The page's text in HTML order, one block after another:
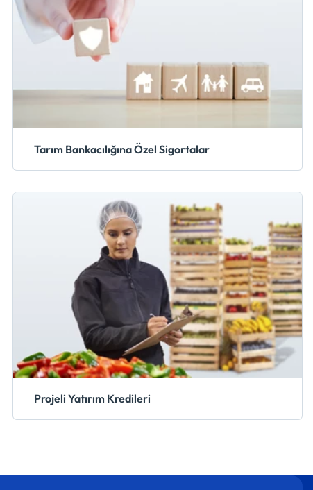
Tarım Bankacılığına Özel Sigortalar
Projeli Yatırım Kredileri